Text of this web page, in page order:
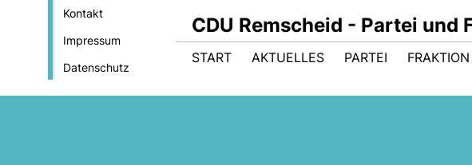
Kontakt
Impressum
Datenschutz
CDU Remscheid - Partei und
START AKTUELLES PARTEI FRAKTION